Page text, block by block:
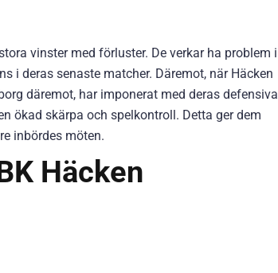
vinster med förluster. De verkar ha problem i
i deras senaste matcher. Däremot, när Häcken
däremot, har imponerat med deras defensiva
ökad skärpa och spelkontroll. Detta ger dem
inbördes möten.
Häcken